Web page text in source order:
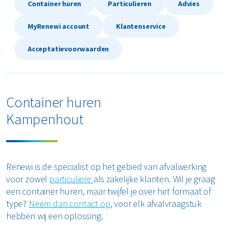
Container huren Particulieren Advies
MyRenewi account Klantenservice
Acceptatievoorwaarden
Container huren
Kampenhout
Renewi is de specialist op het gebied van afvalwerking
voor zowel particuliere als zakelijke klanten. Wil je graag
een container huren, maar twijfel je over het formaat of
type? Neem dan contact op, voor elk afvalvraagstuk
hebben wij een oplossing.